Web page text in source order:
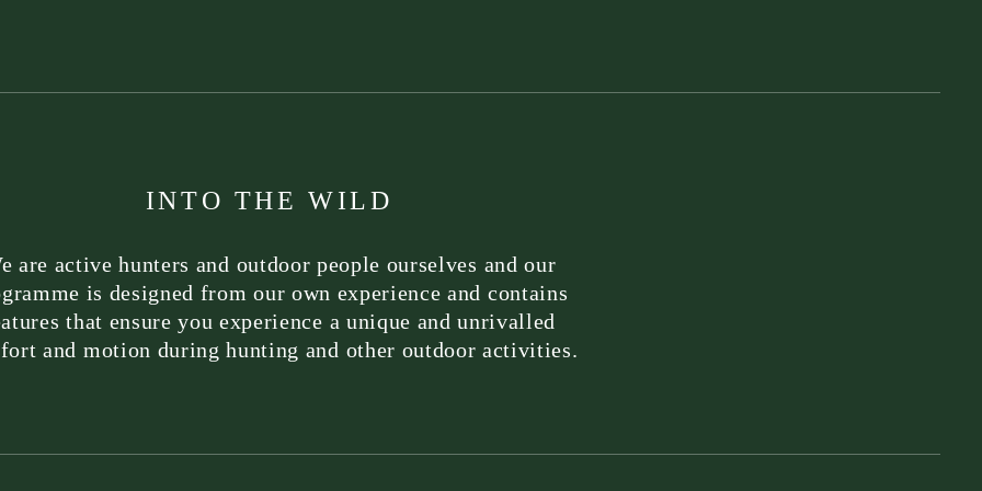
INTO THE WILD
are active hunters and outdoor people ourselves and our
is designed from our own experience and contains
that ensure you experience a unique and unrivalled
and motion during hunting and other outdoor activities.